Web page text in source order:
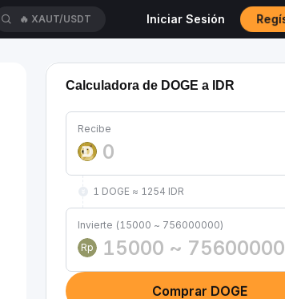
🔥 XAUT/USDT Iniciar Sesión
Calculadora de DOGE a IDR
Recibe
1 DOGE ≈ 1254 IDR
Invierte (15000 ~ 756000000)
Rp
Comprar DOGE